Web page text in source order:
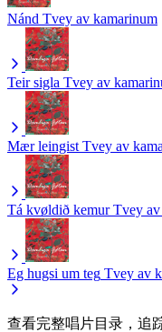
Nánd Tvey av kamarinum
Teir sigla Tvey av
Mær leingist Tvey av
Tá kvøldið kemur Tvey
Eg hugsi um teg Tvey av
查看完整唱片目录，追